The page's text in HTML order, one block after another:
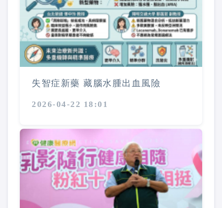
失智症新藥 藏腦水腫出血風險
2026-04-22 18:01